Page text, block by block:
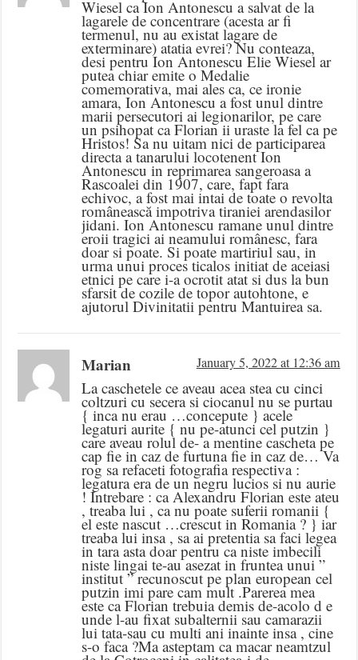
Wiesel ca Ion Antonescu a salvat de la
lagarele de concentrare (acesta ar fi
termenul, nu au existat lagare de
exterminare) atatia evrei? Nu conteaza,
desi pentru Ion Antonescu Elie Wiesel ar
putea chiar emite o Medalie
comemorativa, mai ales ca, ce ironie
amara, Ion Antonescu a fost unul dintre
marii persecutori ai legionarilor, pe care
un psihopat ca Florian ii uraste la fel ca pe
Hristos! Sa nu uitam nici de participarea
directa a tanarului locotenent Ion
Antonescu in reprimarea sangeroasa a
Rascoalei din 1907, care, fapt fara
echivoc, a fost mai intai de toate o revolta
românească impotriva tiraniei arendasilor
jidani. Ion Antonescu ramane unul dintre
eroii tragici ai neamului românesc, fara
doar si poate. Si poate martiriul sau, in
urma unui proces ticalos initiat de aceiasi
etnici pe care i-a ocrotit atat si dus la bun
sfarsit de cozile de topor autohtone, e
ajutorul Divinitatii pentru Mantuirea sa.
Marian January 5, 2022 at 12:36 am
La caschetele ce aveau acea stea cu cinci
coltzuri cu secera si ciocanul nu se purtau
{ inca nu erau …concepute } acele
legaturi aurite { nu pe-atunci cel putzin }
care aveau rolul de- a mentine cascheta pe
cap fie in caz de furtuna fie in caz de… Va
rog sa refaceti fotografia respectiva :
legatura era de un negru lucios si nu aurie
! Intrebare : ca Alexandru Florian este ateu
, treaba lui , ca nu poate suferii romanii {
el este nascut …crescut in Romania ? } iar
treaba lui insa , sa ai pretentia sa faci legea
in tara asta doar pentru ca niste imbecili
niste lingai te-au asezat in fruntea unui ”
institut ” recunoscut pe plan european cel
putzin imi pare cam mult .Parerea mea
este ca Florian trebuia demis de-acolo d e
unde l-au fixat subalternii sau camarazii
lui tata-sau cu multi ani inainte insa , cine
s-o faca ?Ma asteptam ca macar neamtzul